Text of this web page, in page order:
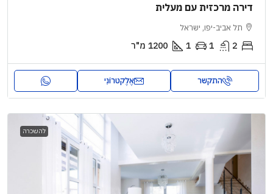
דירה מרכזית עם מעלית
תל אביב-יפו, ישראל
2
1
1
1200 מ"ר
התקשר אֶלֶקטרוֹנִי
להשכרה